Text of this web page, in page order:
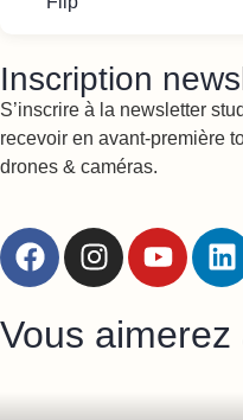
Inscription
S’inscrire à la newsletter
recevoir en avant-première
drones & caméras.
Vous aimerez